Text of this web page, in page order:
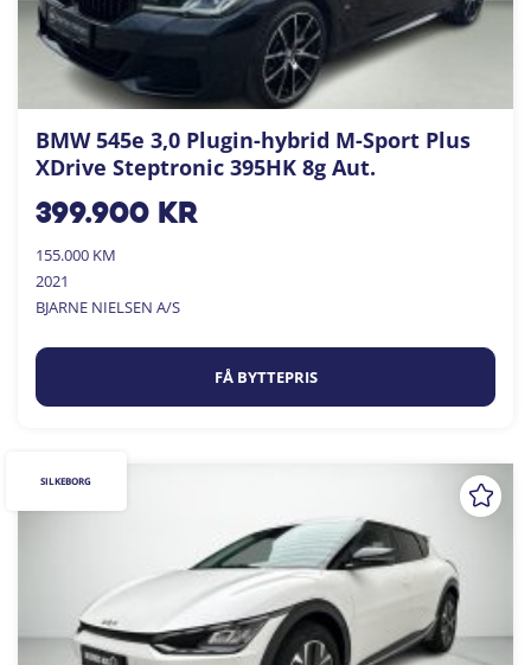
BMW 545e 3,0 Plugin-hybrid M-Sport Plus
XDrive Steptronic 395HK 8g Aut.
399.900kr
155.000 KM
2021
BJARNE NIELSEN A/S
FÅ BYTTEPRIS
SILKEBORG